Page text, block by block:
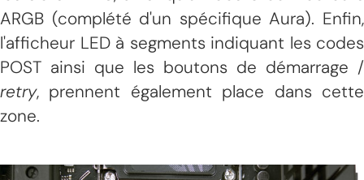
ARGB (complété d'un spécifique Aura). Enfin,
l'afficheur LED à segments indiquant les codes
POST ainsi que les boutons de démarrage /
retry, prennent également place dans cette
zone.